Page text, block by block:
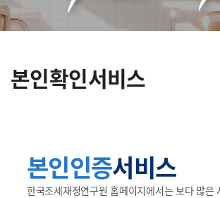
본인확인서비스
본인인증서비스
한국조세재정연구원 홈페이지에서는 보다 많은